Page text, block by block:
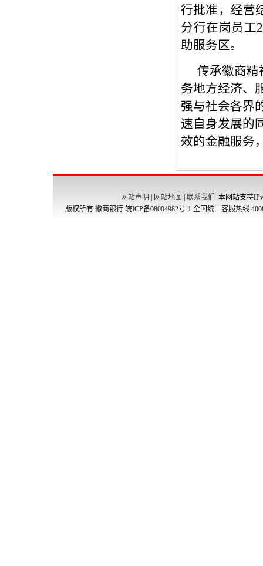
网站声明 网站地图 联系我们
本网站支持
版权所有 徽商银行 皖ICP备08004982号-1 全国统一客服热线